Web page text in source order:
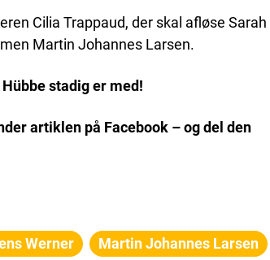
Cilia Trappaud, der skal afløse Sarah
Martin Johannes Larsen.
stadig er med!
artiklen på Facebook – og del den
Werner Martin Johannes Larsen